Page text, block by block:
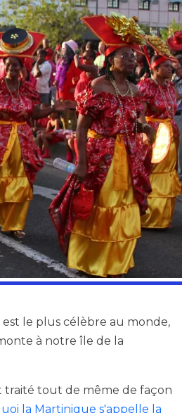
le plus célèbre au monde,
à notre île de la
traité tout de même de façon
la Martinique s'appelle la